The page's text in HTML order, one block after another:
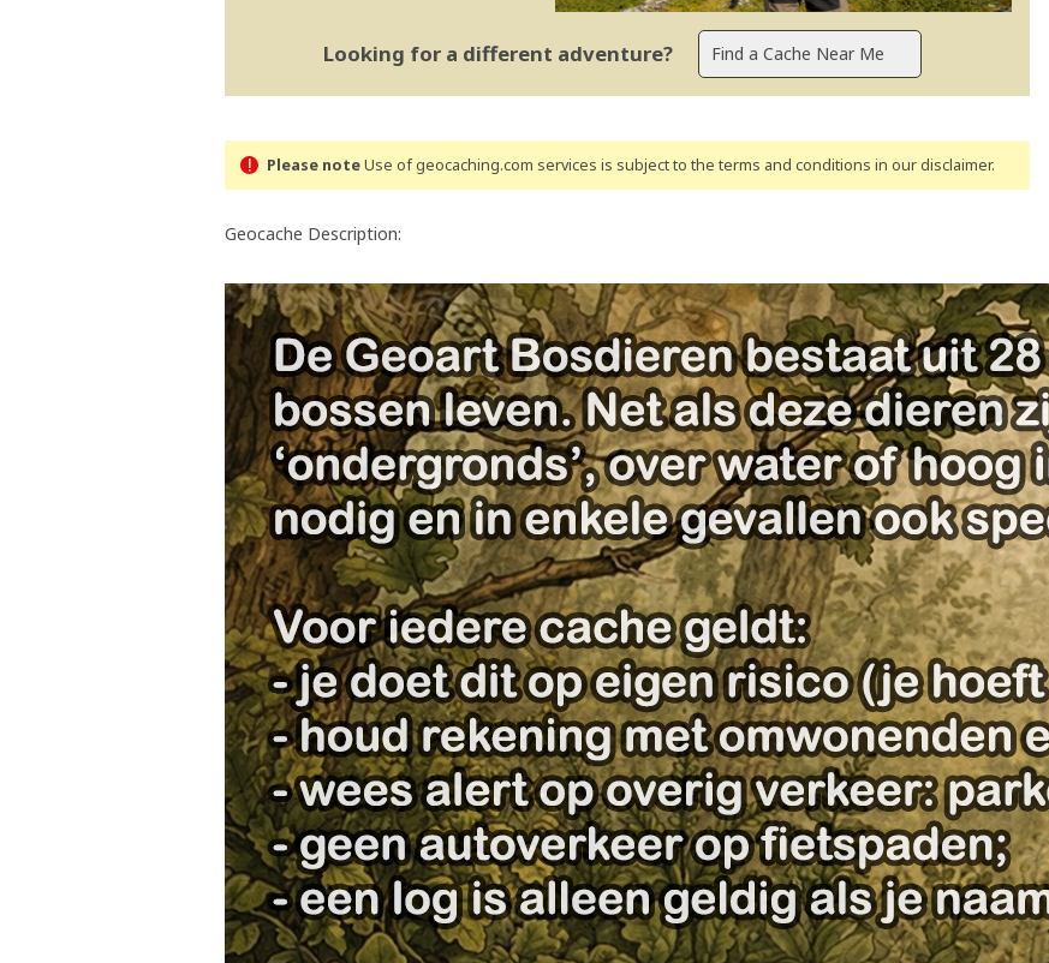
Looking for a different adventure?
Please noteUse of geocaching.com services is subject to the terms and conditions in our disclaimer.
Geocache Description: